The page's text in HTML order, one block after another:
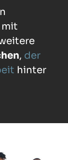
, der
hinter